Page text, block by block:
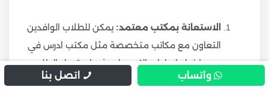
الاستعانة بمكتب معتمد: يمكن للطلاب الوافدين
التعاون مع مكاتب متخصصة مثل مكتب ادرس في
مصر لإنهاء إجراءات التسجيل وضمان قبول الطلب
في الجهات الرسمية.
واتساب اتصل بنا